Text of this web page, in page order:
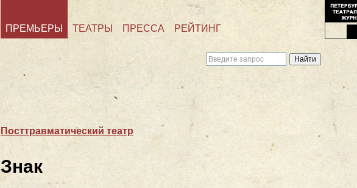
ПРЕМЬЕРЫ ТЕАТРЫ ПРЕССА РЕЙТИНГ
Посттравматический театр
Знак